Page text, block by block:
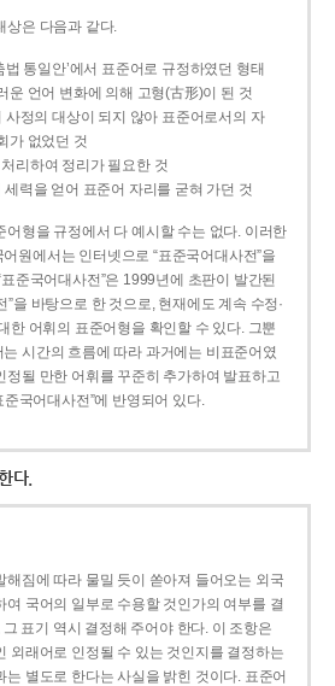
상은 다음과 같다.
법 통일안’에서 표준어로 규정하였던 형태
운 언어 변화에 의해 고형(古形)이 된 것
사정의 대상이 되지 않아 표준어로서의 자
가 없었던 것
리하여 정리가 필요한 것
력을 얻어 표준어 자리를 굳혀 가던 것
어형을 규정에서 다 예시할 수는 없다. 이러한
원에서는 인터넷으로 “표준국어대사전”을
준국어대사전”은 1999년에 초판이 발간된
”을 바탕으로 한 것으로, 현재에도 계속 수정·
한 어휘의 표준어형을 확인할 수 있다. 그뿐
시간의 흐름에 따라 과거에는 비표준어였
정될 만한 어휘를 꾸준히 추가하여 발표하고
준국어대사전”에 반영되어 있다.
다.
해짐에 따라 물밀 듯이 쏟아져 들어오는 외국
여 국어의 일부로 수용할 것인가의 여부를 결
표기 역시 결정해 주어야 한다. 이 조항은
외래어로 인정될 수 있는 것인지를 결정하는
는 별도로 한다는 사실을 밝힌 것이다. 표준어